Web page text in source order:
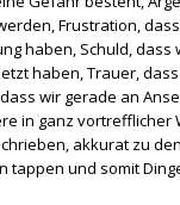
Frustration,
haben, Schuld, dass
haben, Trauer,
wir gerade an
in ganz vortrefflicher
akkurat zu
tappen und somit